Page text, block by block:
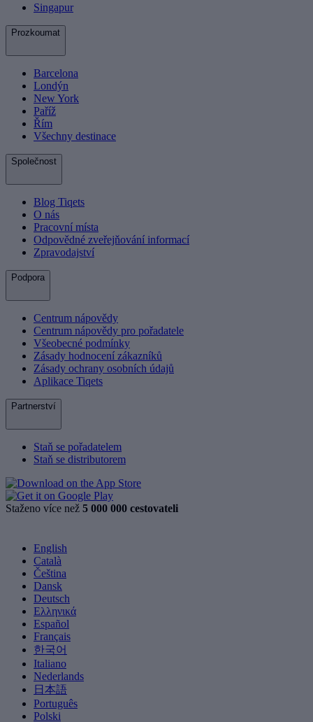
Singapur
Prozkoumat
Barcelona
Londýn
New York
Paříž
Řím
Všechny destinace
Společnost
Blog Tiqets
O nás
Pracovní místa
Odpovědné zveřejňování informací
Zpravodajství
Podpora
Centrum nápovědy
Centrum nápovědy pro pořadatele
Všeobecné podmínky
Zásady hodnocení zákazníků
Zásady ochrany osobních údajů
Aplikace Tiqets
Partnerství
Staň se pořadatelem
Staň se distributorem
Staženo více než 5 000 000 cestovateli
English
Català
Čeština
Dansk
Deutsch
Ελληνικά
Español
Français
한국어
Italiano
Nederlands
日本語
Português
Polski